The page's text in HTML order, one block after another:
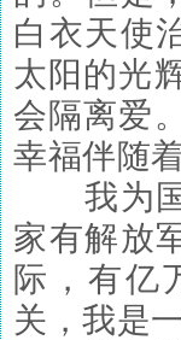
白衣天使
太阳的光
会隔离爱
幸福伴随
我为国
家有解放
际，有亿
关，我是